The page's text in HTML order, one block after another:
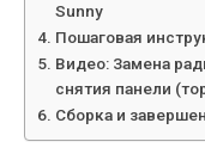
Sunny
Пошаговая
Видео: Замена
снятия панели
Сборка и